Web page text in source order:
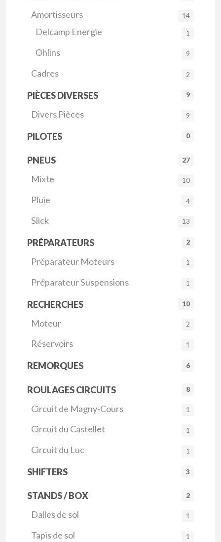
Amortisseurs 14
Delcamp Energie 1
Ohlins 9
Cadres 2
PIÈCES DIVERSES 9
Divers Pièces 9
PILOTES 0
PNEUS 27
Mixte 10
Pluie 4
Slick 13
PRÉPARATEURS 2
Préparateur Moteurs 1
Préparateur Suspensions 1
RECHERCHES 10
Moteur 2
Réservoirs 1
REMORQUES 6
ROULAGES CIRCUITS 8
Circuit de Magny-Cours 1
Circuit du Castellet 1
Circuit du Luc 1
SHIFTERS 3
STANDS / BOX 2
Dalles de sol 1
Tapis de sol 1